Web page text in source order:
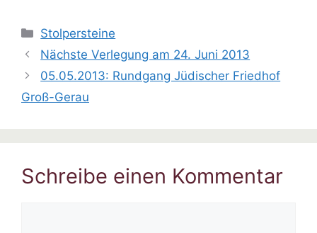
Kategorien
Stolpersteine
Nächste Verlegung am 24. Juni 2013
05.05.2013: Rundgang Jüdischer Friedhof
Groß-Gerau
Schreibe einen Kommentar